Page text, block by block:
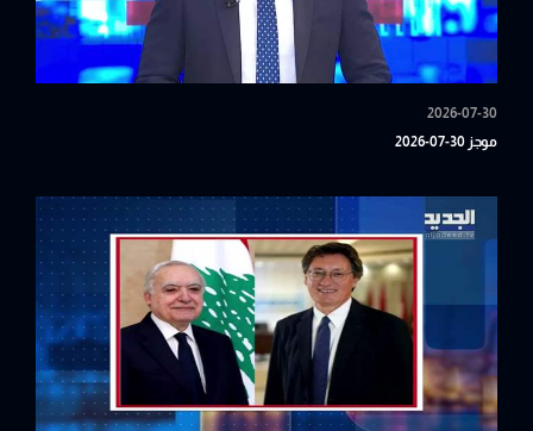
2026-07-30
موجز 30-07-2026